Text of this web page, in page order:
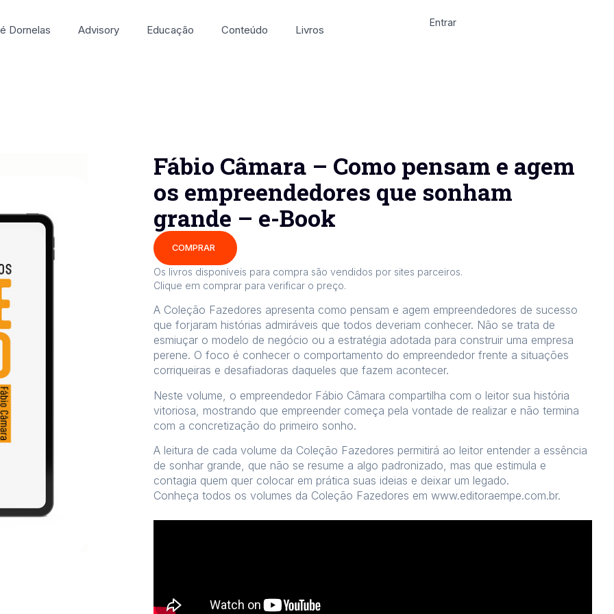
Dornelas Advisory Educação Conteúdo Livros
Entrar
Fábio Câmara – Como pensam e agem
os empreendedores que sonham
grande – e-Book
COMPRAR
Os livros disponíveis para compra são vendidos por sites parceiros.
Clique em comprar para verificar o preço.
A Coleção Fazedores apresenta como pensam e agem empreendedores de sucesso
que forjaram histórias admiráveis que todos deveriam conhecer. Não se trata de
esmiuçar o modelo de negócio ou a estratégia adotada para construir uma empresa
perene. O foco é conhecer o comportamento do empreendedor frente a situações
corriqueiras e desafiadoras daqueles que fazem acontecer.
Neste volume, o empreendedor Fábio Câmara compartilha com o leitor sua história
vitoriosa, mostrando que empreender começa pela vontade de realizar e não termina
com a concretização do primeiro sonho.
A leitura de cada volume da Coleção Fazedores permitirá ao leitor entender a essência
de sonhar grande, que não se resume a algo padronizado, mas que estimula e
contagia quem quer colocar em prática suas ideias e deixar um legado.
Conheça todos os volumes da Coleção Fazedores em www.editoraempe.com.br.